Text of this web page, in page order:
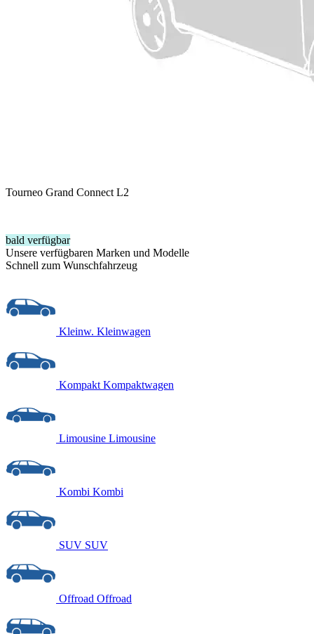
Tourneo Grand Connect L2
bald verfügbar
Unsere verfügbaren Marken und Modelle
Schnell zum Wunschfahrzeug
Kleinw. Kleinwagen
Kompakt Kompaktwagen
Limousine Limousine
Kombi Kombi
SUV SUV
Offroad Offroad